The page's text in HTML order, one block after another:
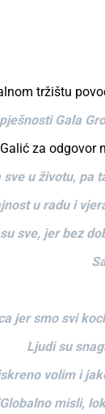
tržištu
Gala
za
sve u životu, pa
u radu i
sve, jer bez
jer smo svi
Ljudi su
volim i
misli,